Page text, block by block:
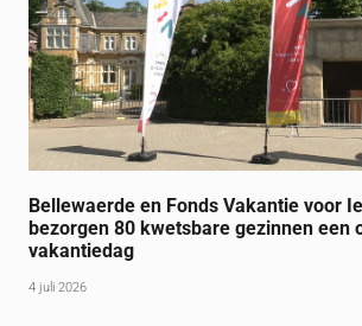
Bellewaerde en Fonds Vakantie voor
bezorgen 80 kwetsbare gezinnen een
vakantiedag
4 juli 2026